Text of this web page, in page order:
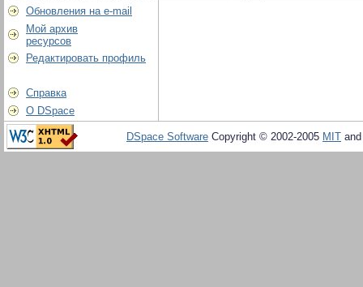
Обновления на e-mail
Мой архив
ресурсов
Редактировать профиль
Справка
О DSpace
DSpace Software Copyright © 2002-2005 MIT